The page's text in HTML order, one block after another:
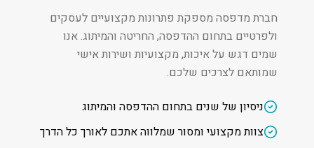
חברת מדפסה מספקת פתרונות מקצועיים לעסקים
ולפרטיים בתחום ההדפסה, החריטה והמיתוג. אנו
שמים דגש על איכות, מקצועיות ושירות אישי
שמותאם לצרכים שלכם.
ניסיון של שנים בתחום ההדפסה והמיתוג
צוות מקצועי ומסור שמלווה אתכם לאורך כל הדרך